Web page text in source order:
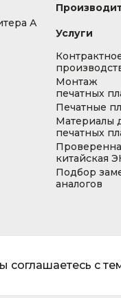
соглашаетесь с
А
Услуги
Монтаж
печатных
Печатные
Материалы
печатных
китайская
Подбор
аналогов